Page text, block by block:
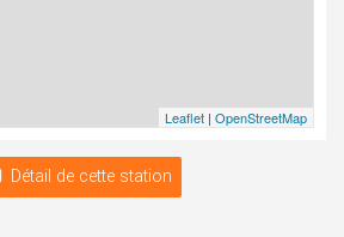
Leaflet | OpenStreetMap
Détail de cette station